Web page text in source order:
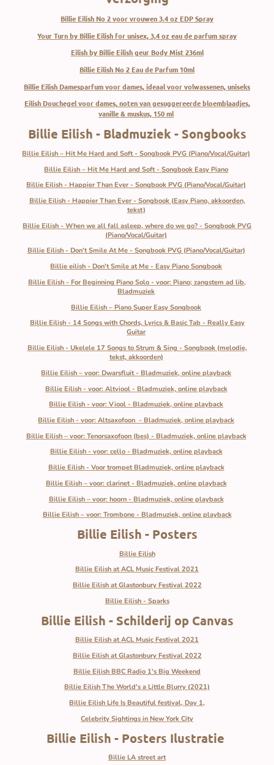
Billie Eilish No 2 voor vrouwen 3.4 oz EDP Spray
Your Turn by Billie Eilish for unisex, 3,4 oz eau de parfum spray
Eilish by Billie Eilish geur Body Mist 236ml
Billie Eilish No 2 Eau de Parfum 10ml
Billie Eilish Damesparfum voor dames, ideaal voor volwassenen, uniseks
Eilish Douchegel voor dames, noten van gesuggereerde bloemblaadjes,
vanille & muskus, 150 ml
Billie Eilish - Bladmuziek - Songbooks
Billie Eilish – Hit Me Hard and Soft - Songbook PVG (Piano/Vocal/Guitar)
Billie Eilish – Hit Me Hard and Soft - Songbook Easy Piano
Billie Eilish - Happier Than Ever - Songbook PVG (Piano/Vocal/Guitar)
Billie Eilish - Happier Than Ever - Songbook (Easy Piano, akkoorden,
tekst)
Billie Eilish - When we all fall asleep, where do we go? - Songbook PVG
(Piano/Vocal/Guitar)
Billie Eilish - Don't Smile At Me - Songbook PVG (Piano/Vocal/Guitar)
Billie eilish - Don't Smile at Me - Easy Piano Songbook
Billie Eilish - For Beginning Piano Solo - voor: Piano; zangstem ad lib,
Bladmuziek
Billie Eilish – Piano Super Easy Songbook
Billie Eilish - 14 Songs with Chords, Lyrics & Basic Tab - Really Easy
Guitar
Billie Eilish - Ukelele 17 Songs to Strum & Sing - Songbook (melodie,
tekst, akkoorden)
Billie Eilish – voor: Dwarsfluit - Bladmuziek, online playback
Billie Eilish - voor: Altviool - Bladmuziek, online playback
Billie Eilish - voor: Viool - Bladmuziek, online playback
Billie Eilish - voor: Altsaxofoon - Bladmuziek, online playback
Billie Eilish – voor: Tenorsaxofoon (bes) - Bladmuziek, online playback
Billie Eilish - voor: cello - Bladmuziek, online playback
Billie Eilish - Voor trompet Bladmuziek, online playback
Billie Eilish – voor: clarinet - Bladmuziek, online playback
Billie Eilish – voor: hoorn - Bladmuziek, online playback
Billie Eilish – voor: Trombone - Bladmuziek, online playback
Billie Eilish - Posters
Billie Eilish
Billie Eilish at ACL Music Festival 2021
Billie Eilish at Glastonbury Festival 2022
Billie Eilish - Sparks
Billie Eilish - Schilderij op Canvas
Billie Eilish at ACL Music Festival 2021
Billie Eilish at Glastonbury Festival 2022
Billie Eilish BBC Radio 1's Big Weekend
Billie Eilish The World's a Little Blurry (2021)
Billie Eilish Life Is Beautiful festival, Day 1,
Celebrity Sightings in New York City
Billie Eilish - Posters Ilustratie
Billie LA street art